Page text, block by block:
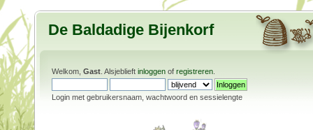
De Baldadige Bijenkorf
Welkom, Gast . Alsjeblieft inloggen of registreren
Login met gebruikersnaam, wachtwoord en sessielengte